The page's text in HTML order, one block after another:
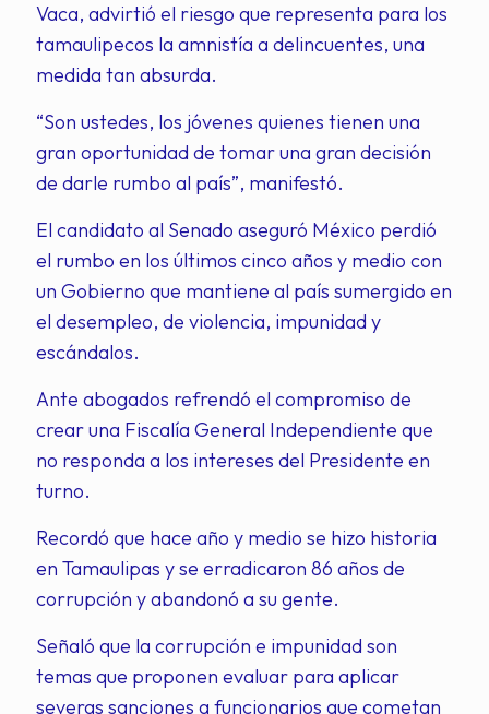
Vaca, advirtió el riesgo que representa para los
tamaulipecos la amnistía a delincuentes, una
medida tan absurda.
“Son ustedes, los jóvenes quienes tienen una
gran oportunidad de tomar una gran decisión
de darle rumbo al país”, manifestó.
El candidato al Senado aseguró México perdió
el rumbo en los últimos cinco años y medio con
un Gobierno que mantiene al país sumergido en
el desempleo, de violencia, impunidad y
escándalos.
Ante abogados refrendó el compromiso de
crear una Fiscalía General Independiente que
no responda a los intereses del Presidente en
turno.
Recordó que hace año y medio se hizo historia
en Tamaulipas y se erradicaron 86 años de
corrupción y abandonó a su gente.
Señaló que la corrupción e impunidad son
temas que proponen evaluar para aplicar
severas sanciones a funcionarios que cometan